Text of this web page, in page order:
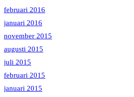
februari 2016
januari 2016
november 2015
augusti 2015
juli 2015
februari 2015
januari 2015